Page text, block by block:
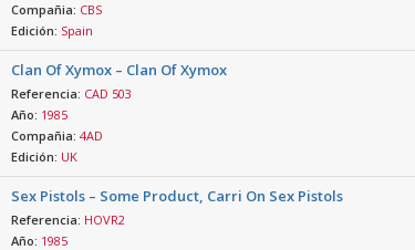
Compañia: CBS
Edición: Spain
Clan Of Xymox – Clan Of Xymox
Referencia: CAD 503
Año: 1985
Compañia: 4AD
Edición: UK
Sex Pistols – Some Product, Carri On Sex Pistols
Referencia: HOVR2
Año: 1985